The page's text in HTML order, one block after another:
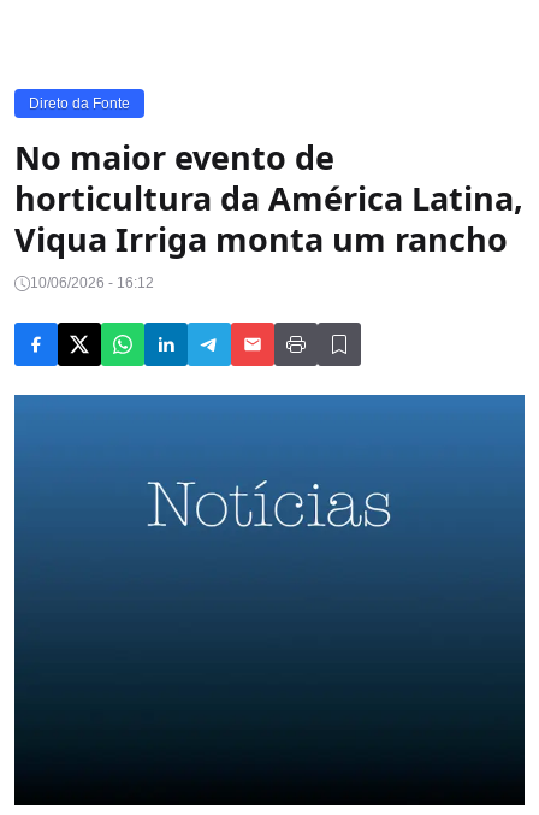
Direto da Fonte
No maior evento de
horticultura da América Latina,
Viqua Irriga monta um rancho
10/06/2026 - 16:12